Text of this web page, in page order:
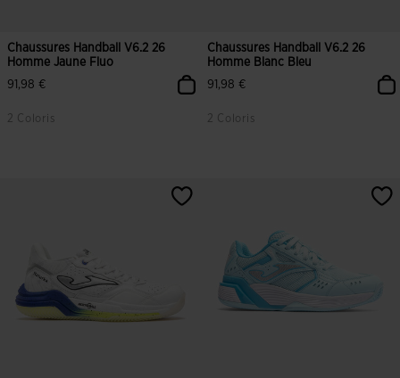
Chaussures Handball V6.2 26
Homme Jaune Fluo
91,98 €
2 Coloris
Chaussures Handball V6.2 26
Homme Blanc Bleu
91,98 €
2 Coloris